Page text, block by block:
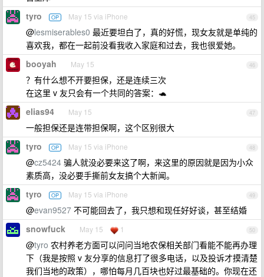
45
tyro OP May 15 via iPhone
@lesmiserables0 最近要坦白了，真的好慌，现女友就是单纯的
喜欢我，都在一起前没看我收入家庭和过去，我也很爱她。
46
booyah May 15
？有什么想不开要担保，还是连续三次
在这里 v 友只会有一个共同的答案：🐢
47
elias94 May 15
一般担保还是连带担保啊，这个区别很大
48
tyro OP May 15 via iPhone
@cz5424 骗人就没必要来这了啊，来这里的原因就是因为小众
素质高，没必要手撕前女友搞个大新闻。
49
tyro OP May 15 via iPhone
@evan9527 不可能回去了，我只想和现任好好谈，甚至结婚
50
snowfuck May 15 1
@tyro 农村养老方面可以问问当地农保相关部门看能不能再办理
下（我是按照 v 友分享的信息打了很多电话，以及投诉才摸清楚
我们当地的政策），哪怕每月几百块也好过最基础的。你现在还